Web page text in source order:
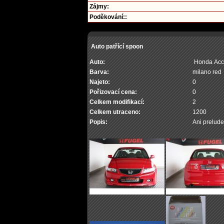
Zájmy:
Poděkování::
Auto patřící spoon
Auto:
Honda
Barva:
milano red
Najeto:
0
Pořizovací cena:
0
Celkem modifikací:
2
Celkem utraceno:
1200
Popis:
Ani